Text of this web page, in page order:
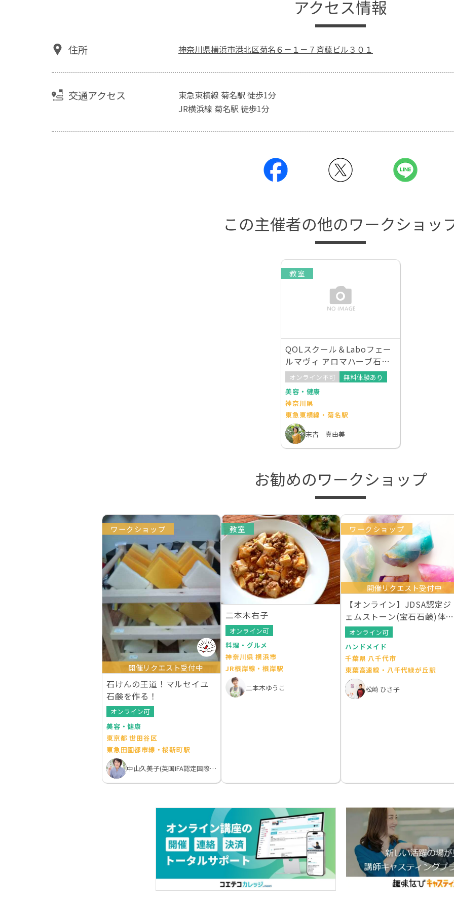
アクセス情報
住所 神奈川県横浜市港北区菊名６－１－７斉藤ビル３０１
交通アクセス
東急東横線 菊名駅 徒歩1分
JR横浜線 菊名駅 徒歩1分
この主催者の他のワークショッ
教室
QOLスクール＆Laboフェー
ルマヴィ アロマハーブ石け
んオンライン不可
無料体験あり
美容・健康
神奈川県
東急東横線・菊名駅
末吉 真由美
お勧めのワークショップ
ワークショップ
開催リクエスト受付中
石けんの王道！マルセイユ
石鹸を作る！
オンライン可
美容・健康
東京都 世田谷区
東急田園都市線・桜新町駅
中山久美子(英国IFA認定国際アロマテラピスト）
教室
二本木右子
オンライン可
料理・グルメ
神奈川県 横浜市
JR根岸線・根岸駅
二本木ゆうこ
ワークショップ
開催リクエスト受付中
【オンライン】JDSA認定ジ
ェムストーン(宝石石鹸)体験
レッスン
オンライン可
ハンドメイド
千葉県 八千代市
東葉高速線・八千代緑が丘駅
松崎 ひさ子